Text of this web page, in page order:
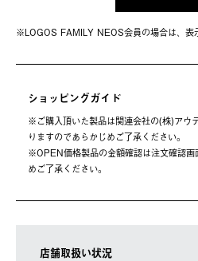
※LOGOS FAMILY NEOS会員の場合は、表
ショッピングガイド
※ご購⼊頂いた製品は関連会社の(株)アウ
りますのであらかじめご了承ください。
※OPEN価格製品の⾦額確認は注⽂確認画
めご了承ください。
店舗取扱い状況